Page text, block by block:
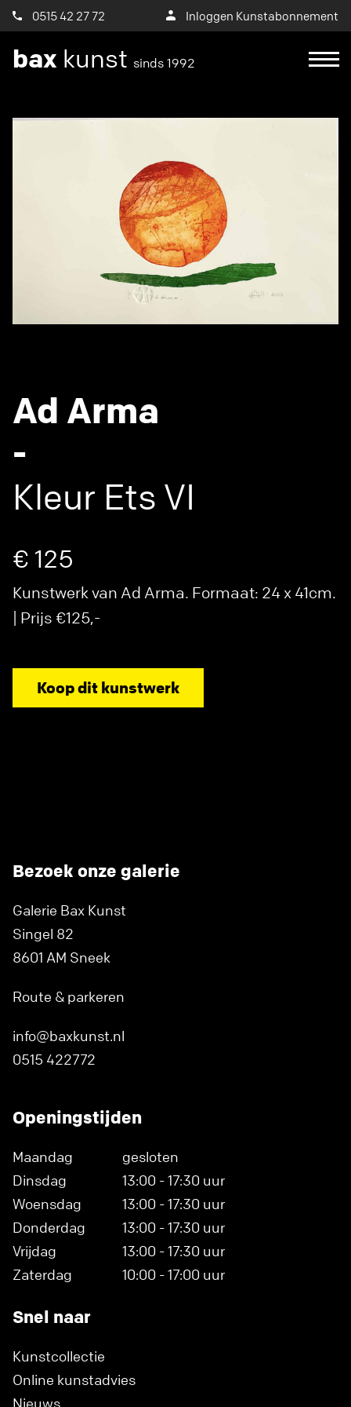
0515 42 27 72 Inloggen Kunstabonnement
bax kunst sinds 1992
Ad Arma
-
Kleur Ets VI
€ 125
Kunstwerk van Ad Arma. Formaat: 24 x 41cm.
| Prijs €125,-
Koop dit kunstwerk
Bezoek onze galerie
Galerie Bax Kunst
Singel 82
8601 AM Sneek
Route & parkeren
info@baxkunst.nl
0515 422772
Openingstijden
Maandag
gesloten
Dinsdag
13:00 - 17:30 uur
Woensdag
13:00 - 17:30 uur
Donderdag
13:00 - 17:30 uur
Vrijdag
13:00 - 17:30 uur
Zaterdag
10:00 - 17:00 uur
Snel naar
Kunstcollectie
Online kunstadvies
Nieuws